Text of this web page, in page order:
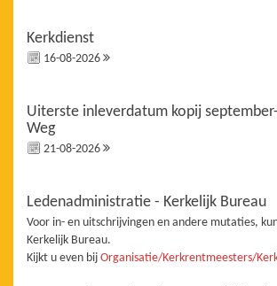
Kerkdienst
16-08-2026
Uiterste inleverdatum kopij
Weg
21-08-2026
Ledenadministratie - Kerkelijk Bureau
Voor in- en uitschrijvingen en andere mutaties,
Kerkelijk Bureau.
Kijkt u even bij Organisatie/Kerkrentmeesters/